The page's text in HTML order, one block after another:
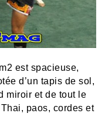
est spacieuse,
d’un tapis de sol,
miroir et de tout le
paos, cordes et